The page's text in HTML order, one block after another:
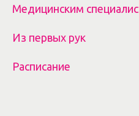
Медицинским
Из первых рук
Расписание